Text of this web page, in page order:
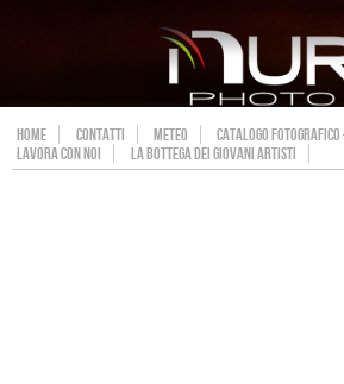
HOME CONTATTI METEO
CATALOGO
LAVORA CON NOI
LA BOTTEGA DEI GIOVANI ARTISTI